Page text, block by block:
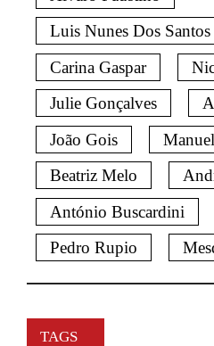
Luis Nunes Dos Santos
Carina Gaspar
Julie Gonçalves
João Gois
Beatriz Melo
António Buscardini
Pedro Rupio
TAGS